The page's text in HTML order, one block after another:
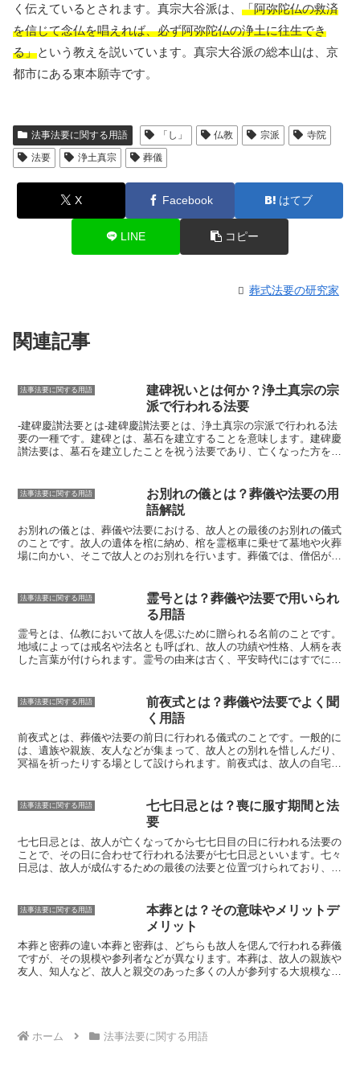
く伝えているとされます。真宗大谷派は、 「阿弥陀仏の救済
を信じて念仏を唱えれば、必ず阿弥陀仏の浄土に往生でき
る」という教えを説いています。真宗大谷派の総本山は、京
都市にある東本願寺です。
法事法要に関する用語 「し」 仏教 宗派
寺院
法要
浄土真宗 葬儀
X Facebook はてブ
LINE コピー
葬式法要の研究家
関連記事
法事法要に関する用語
建碑祝いとは何か？浄土真宗の宗
派で行われる法要
-建碑慶讃法要とは-建碑慶讃法要とは、浄土真宗の宗派で行われる法
要の一種です。建碑とは、墓石を建立することを意味します。建碑慶
讃法要は、墓石を建立したことを祝う法要であり、亡くなった方を供
読経を行い、参列者は焼香をします。また、亡くなった方の思い出を
語ったり、故人の冥福を祈ったりすることもあります。建碑慶讃法要
は、亡くなった方を偲び、供養する大切な法要です。
法事法要に関する用語
お別れの儀とは？葬儀や法要の用
語解説
お別れの儀とは、葬儀や法要における、故人との最後のお別れの儀式
のことです。故人の遺体を棺に納め、棺を霊柩車に乗せて墓地や火葬
場に向かい、そこで故人とのお別れを行います。葬儀では、僧侶が読
お別れの儀は、故人との最後のお別れとなる大切な儀式です。遺族や
参列者は、故人との思い出を振り返り、故人への感謝の気持ちを新た
にします。また、故人の冥福を祈り、故人が安らかに眠ることを願い
ます。
法事法要に関する用語
霊号とは？葬儀や法要で用いられ
る用語
霊号とは、仏教において故人を偲ぶために贈られる名前のことです。
地域によっては戒名や法名とも呼ばれ、故人の功績や性格、人柄を表
した言葉が付けられます。 霊号の由来は古く、平安時代にはすでに使
たのは江戸時代以降のことです。現在では、葬儀や法要の際に故人に
霊号を贈ることは一般的になっています。霊号は、故人を供養するだ
その人の功績や徳を後世に伝える役割も担っています。
法事法要に関する用語
前夜式とは？葬儀や法要でよく聞
く用語
前夜式とは、葬儀や法要の前日に行われる儀式のことです。一般的に
は、遺族や親族、友人などが集まって、故人との別れを惜しんだり、
冥福を祈ったりする場として設けられます。前夜式は、故人の自宅や
などが行われます。また、故人の思い出を語り合ったり、故人の好き
な音楽を流したりすることもあります。前夜式は、故人との最後の別
れとなる大切なセレモニーであり、遺族や親族にとって、故人を偲
び、悲しみを分かち合う大切な時間となります。
法事法要に関する用語
七七日忌とは？喪に服す期間と法
要
七七日忌とは、故人が亡くなってから七七日目の日に行われる法要の
ことで、その日に合わせて行われる法要が七七日忌 といいます。七々
日忌は、故人が成仏するための最後の法要と位置づけられており、故
人たちのみが出席して行われます 。 七七日忌の由来は、仏教の経典の
中に出てくる「七七日間の供養」という考え方に基づいています。仏
教では、人が亡くなった後、七七日間の間に七回、閻魔大王の前で生
前の行いを裁かれ、その結果に応じて極楽浄土に行くか、地獄に行く
かが決まると考えられています。七七日忌は、この七七日間の供養の
最終日に行われる法要で、故人が極楽浄土に行けるよう祈るもので
法事法要に関する用語
本葬とは？その意味やメリットデ
メリット
本葬と密葬の違い本葬と密葬は、どちらも故人を偲んで行われる葬儀
ですが、その規模や参列者などが異なります。本葬は、故人の親族や
友人、知人など、故人と親交のあった多くの人が参列する大規模な葬
は、故人を偲んで盛大に執り行うことが一般的ですが、密葬は、故人
ホーム 法事法要に関する用語